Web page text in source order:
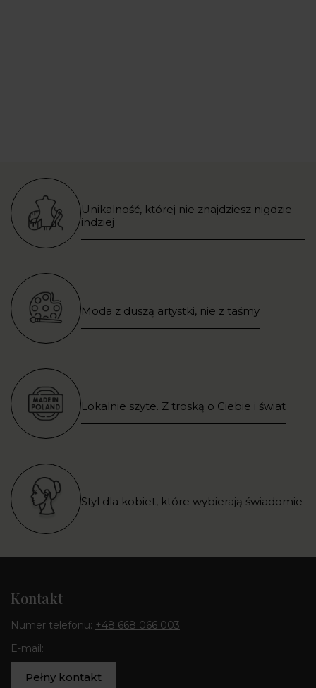
Unikalność, której nie znajdziesz nigdzie
indziej
Moda z duszą artystki, nie z taśmy
Lokalnie szyte. Z troską o Ciebie i świat
Styl dla kobiet, które wybierają świadomie
Kontakt
Numer telefonu: +48 668 066 003
E-mail:
Pełny kontakt